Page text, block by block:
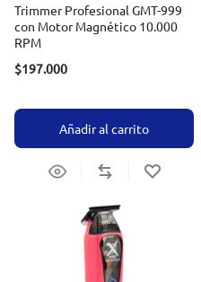
Trimmer Profesional GMT-999
con Motor Magnético 10.000
RPM
$197.000
Añadir al carrito